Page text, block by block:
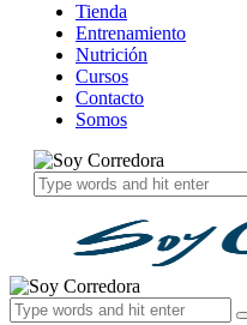
Tienda
Entrenamiento
Nutrición
Cursos
Contacto
Somos